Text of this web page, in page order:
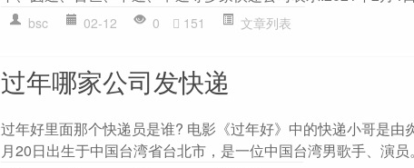
bsc 02-12 0 151 文章列表
过年哪家公司发快递
过年好里面那个快递员是谁? 电影《过年好》中的快递小哥是由
月20日出生于中国台湾省台北市，是一位中国台湾男歌手、演员